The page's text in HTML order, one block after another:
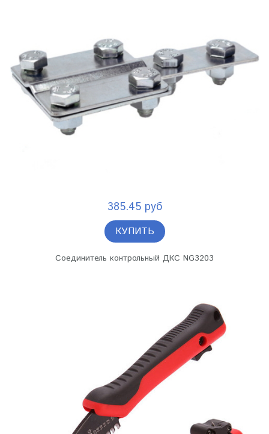
385.45 руб
КУПИТЬ
Соединитель контрольный ДКС NG3203